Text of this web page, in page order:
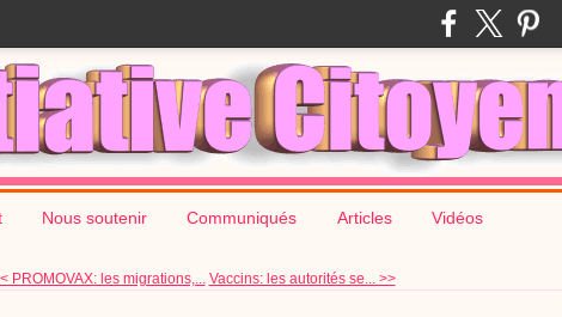
Nous soutenir Communiqués Articles Vidéos
PROMOVAX: les migrations,... Vaccins: les autorités se... >>